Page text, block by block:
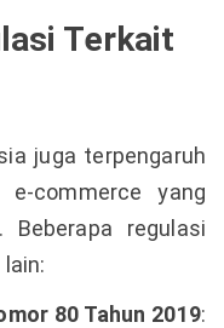
Terkait
juga terpengaruh
commerce yang
Beberapa regulasi
80 Tahun 2019: